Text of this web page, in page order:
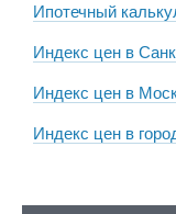
Ипотечный
Индекс цен в
Индекс цен в
Индекс цен в